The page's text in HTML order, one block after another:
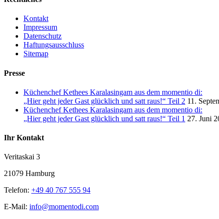
Kontakt
Impressum
Datenschutz
Haftungsausschluss
Sitemap
Presse
Küchenchef Kethees Karalasingam aus dem momentio di:
„Hier geht jeder Gast glücklich und satt raus!“ Teil 2 11.
Küchenchef Kethees Karalasingam aus dem momentio di:
„Hier geht jeder Gast glücklich und satt raus!“ Teil 1 27. Juni
Ihr Kontakt
Veritaskai 3
21079 Hamburg
Telefon: +49 40 767 555 94
E-Mail: info@momentodi.com